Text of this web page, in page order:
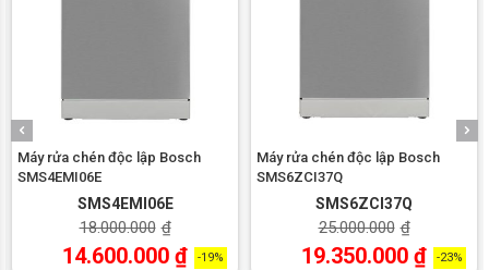
Máy rửa chén độc lập Bosch
SMS4EMI06E
SMS4EMI06E
18.000.000 ₫
14.600.000 ₫ -19%
Máy rửa chén độc lập Bosch
SMS6ZCI37Q
SMS6ZCI37Q
25.000.000 ₫
19.350.000 ₫ -23%